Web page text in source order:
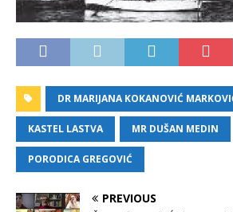
DR MARIJANA KOKANOVIĆ
KASTEL LASTVA MR DUŠAN MEDIN
PORODICA GREGOVIĆ
PREVIOUS